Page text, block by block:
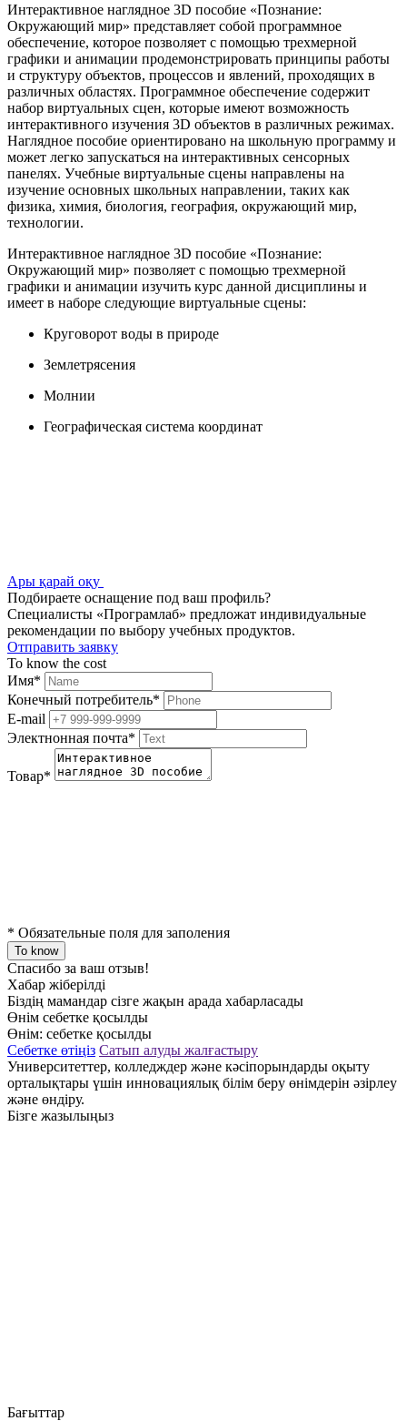
Интерактивное наглядное 3D пособие «Познание:
Окружающий мир» представляет собой программное
обеспечение, которое позволяет с помощью трехмерной
графики и анимации продемонстрировать принципы работы
и структуру объектов, процессов и явлений, проходящих в
различных областях. Программное обеспечение содержит
набор виртуальных сцен, которые имеют возможность
интерактивного изучения 3D объектов в различных режимах.
Наглядное пособие ориентировано на школьную программу и
может легко запускаться на интерактивных сенсорных
панелях. Учебные виртуальные сцены направлены на
изучение основных школьных направлении, таких как
физика, химия, биология, география, окружающий мир,
технологии.
Интерактивное наглядное 3D пособие «Познание:
Окружающий мир» позволяет с помощью трехмерной
графики и анимации изучить курс данной дисциплины и
имеет в наборе следующие виртуальные сцены:
Круговорот воды в природе
Землетрясения
Молнии
Географическая система координат
Ары қарай оқу
Подбираете оснащение под ваш профиль?
Специалисты «Програмлаб» предложат индивидуальные
рекомендации по выбору учебных продуктов.
Отправить заявку
To know the cost
Имя*
Конечный потребитель*
E-mail
Электнонная почта*
Товар*
* Обязательные поля для заполения
To know
Спасибо за ваш отзыв!
Хабар жіберілді
Біздің мамандар сізге жақын арада хабарласады
Өнім себетке қосылды
Өнім: себетке қосылды
Себетке өтіңіз Сатып алуды жалғастыру
Университеттер, колледждер және кәсіпорындарды оқыту
орталықтары үшін инновациялық білім беру өнімдерін әзірлеу
және өндіру.
Бізге жазылыңыз
Бағыттар